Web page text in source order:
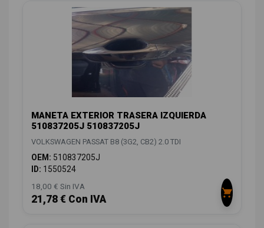
MANETA EXTERIOR TRASERA IZQUIERDA
510837205J 510837205J
VOLKSWAGEN PASSAT B8 (3G2, CB2) 2.0 TDI
OEM: 510837205J
ID: 1550524
18,00 € Sin IVA
21,78 € Con IVA